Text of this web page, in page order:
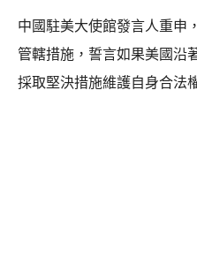
中國駐美大使館發言人重申
管轄措施，誓言如果美國沿
採取堅決措施維護自身合法